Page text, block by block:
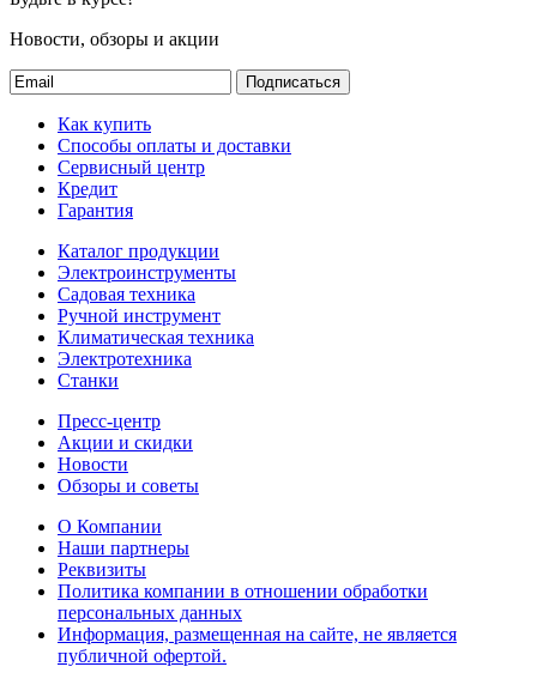
Новости, обзоры и акции
Подписаться
Как купить
Способы оплаты и доставки
Сервисный центр
Кредит
Гарантия
Каталог продукции
Электроинструменты
Садовая техника
Ручной инструмент
Климатическая техника
Электротехника
Станки
Пресс-центр
Акции и скидки
Новости
Обзоры и советы
О Компании
Наши партнеры
Реквизиты
Политика компании в отношении обработки
персональных данных
Информация, размещенная на сайте, не является
публичной офертой.